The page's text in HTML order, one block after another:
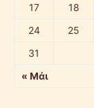
« Μάι
17
18
24
25
31